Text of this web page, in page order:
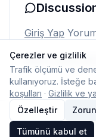
Giriş Yap
Henüz yorum yok.
© 2026 Typelish
Çerezler ve gizlilik
Trafik ölçümü ve
kullanıyoruz. İsteğe
koşulları · Gizlilik ve
Özelleştir
Tümünü kabul et